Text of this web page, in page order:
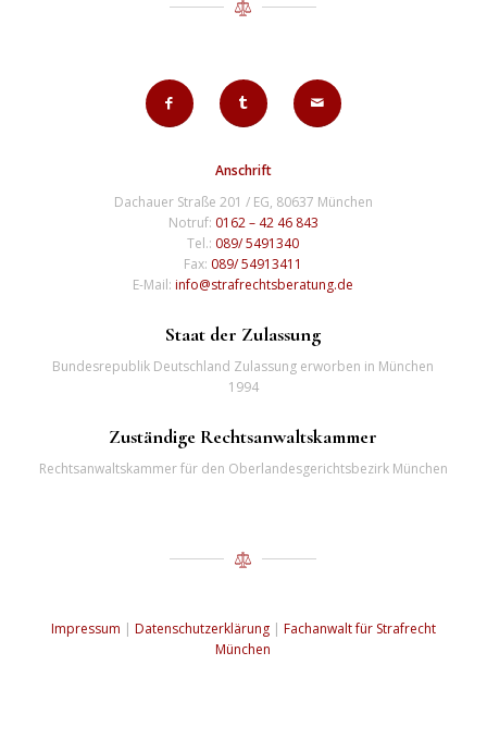
Anschrift
Dachauer Straße 201 / EG, 80637 München
Notruf: 0162 – 42 46 843
Tel.: 089/ 5491340
Fax: 089/ 54913411
E-Mail:info@strafrechtsberatung.de
Staat der Zulassung
Bundesrepublik Deutschland Zulassung erworben in München
1994
Zuständige Rechtsanwaltskammer
Rechtsanwaltskammer für den Oberlandesgerichtsbezirk München
Impressum | Datenschutzerklärung| Fachanwalt für Strafrecht
München